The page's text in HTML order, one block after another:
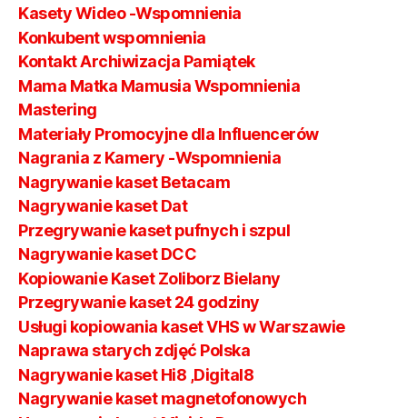
Kasety Wideo -Wspomnienia
Konkubent wspomnienia
Kontakt Archiwizacja Pamiątek
Mama Matka Mamusia Wspomnienia
Mastering
Materiały Promocyjne dla Influencerów
Nagrania z Kamery -Wspomnienia
Nagrywanie kaset Betacam
Nagrywanie kaset Dat
Przegrywanie kaset pufnych i szpul
Nagrywanie kaset DCC
Kopiowanie Kaset Zoliborz Bielany
Przegrywanie kaset 24 godziny
Usługi kopiowania kaset VHS w Warszawie
Naprawa starych zdjęć Polska
Nagrywanie kaset Hi8 ,Digital8
Nagrywanie kaset magnetofonowych